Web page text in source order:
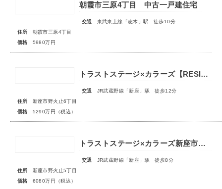
朝霞市三原4丁目 中古一戸建住宅
交通
東武東上線「志木」駅 徒歩10分
住所
朝霞市三原4丁目
価格
5980万円
トラストステージ×カラーズ【RESIDENCE】新座市野火止6丁目53期 ★限定1棟 販売開始★
交通
JR武蔵野線「新座」駅 徒歩12分
住所
新座市野火止6丁目
価格
5290万円（税込）
トラストステージ×カラーズ新座市野火止5丁目46期 全12棟◆最終１棟◆
交通
JR武蔵野線「新座」駅 徒歩8分
住所
新座市野火止5丁目
価格
6080万円（税込）